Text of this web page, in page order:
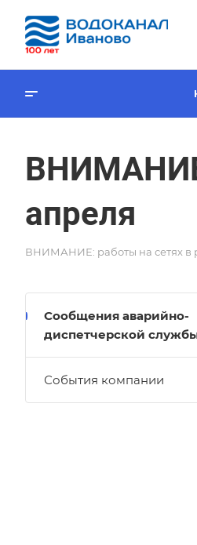
апреля
ВНИМАНИЕ: работы на сетях в
Сообщения аварийно-
диспетчерской
События компании